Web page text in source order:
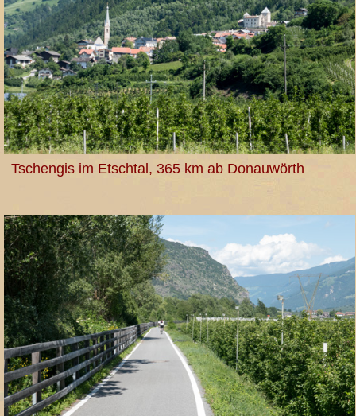
Tschengis im Etschtal, 365 km ab Donauwörth